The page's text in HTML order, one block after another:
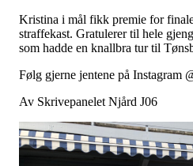
Kristina i mål fikk premie for
straffekast. Gratulerer til hele
som hadde en knallbra tur til
Følg gjerne jentene på Instagram
Av Skrivepanelet Njård J06